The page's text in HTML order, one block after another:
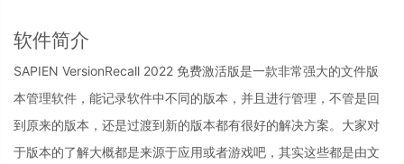
软件简介
SAPIEN VersionRecall 2022 免费激活版是一款非常强大的文件版
本管理软件，能记录软件中不同的版本，并且进行管理，不管是回
到原来的版本，还是过渡到新的版本都有很好的解决方案。大家对
于版本的了解大概都是来源于应用或者游戏吧，其实这些都是由文